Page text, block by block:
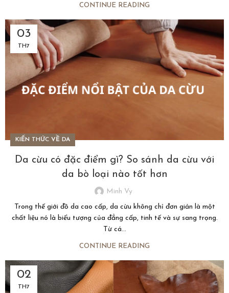
CONTINUE READING
03
TH7
KIẾN THỨC VỀ DA
Da cừu có đặc điểm gì? So sánh da cừu với
da bò loại nào tốt hơn
Minh Vy
Trong thế giới đồ da cao cấp, da cừu không chỉ đơn giản là một
chất liệu nó là biểu tượng của đẳng cấp, tinh tế và sự sang trọng.
Từ cá...
CONTINUE READING
02
TH7